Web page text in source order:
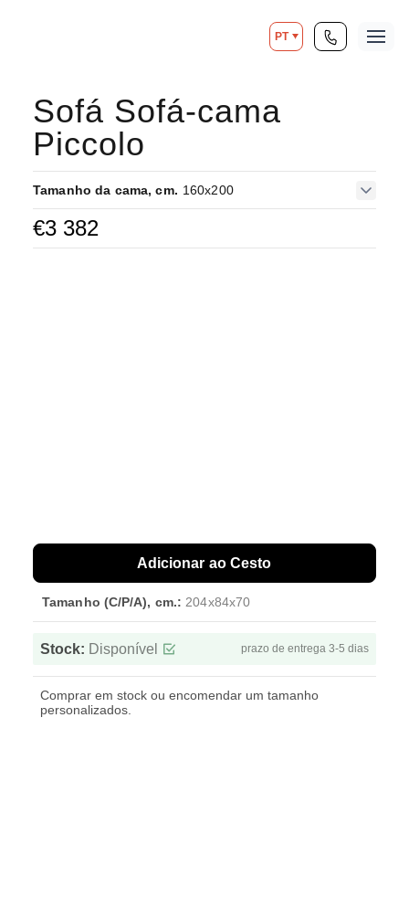
PT
Sofá Sofá-cama
Piccolo
Tamanho da cama, cm. 160x200
€3 382
Tamanho (C/P/A), cm.: 204x84x70
Stock: Disponível prazo de entrega 3-5 dias
Comprar em stock ou encomendar um tamanho
personalizados.
Adicionar ao Cesto